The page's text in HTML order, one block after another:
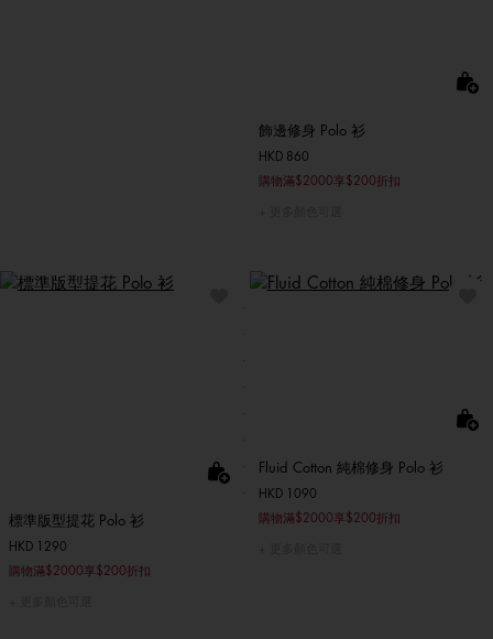
飾邊修身 Polo 衫
HKD 860
購物滿$2000享$200折扣
標準版型提花 Polo 衫
HKD 1290
購物滿$2000享$200折扣
Fluid Cotton 純棉修身 Polo 衫
HKD 1090
購物滿$2000享$200折扣